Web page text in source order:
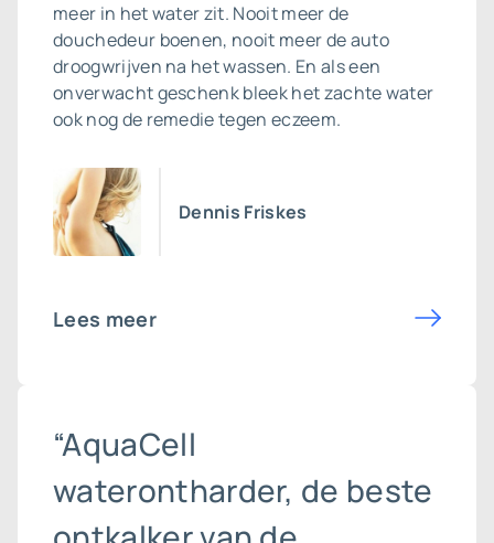
meer in het water zit. Nooit meer de
douchedeur boenen, nooit meer de auto
droogwrijven na het wassen. En als een
onverwacht geschenk bleek het zachte water
ook nog de remedie tegen eczeem.
Dennis Friskes
Lees meer
“AquaCell
waterontharder, de beste